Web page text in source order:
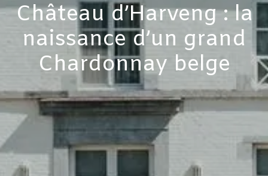
Château d’Harveng : la
naissance d’un grand
Chardonnay belge